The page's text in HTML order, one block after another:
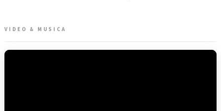
VIDEO & MUSICA